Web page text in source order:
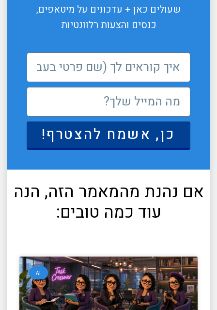
שעולים כאן + עדכונים על מיטאפים,
כנסים והצעות רלוונטיות
כן, אשמח להצטרף!
אם נהנת מהמאמר הזה, הנה
עוד כמה טובים:
AI